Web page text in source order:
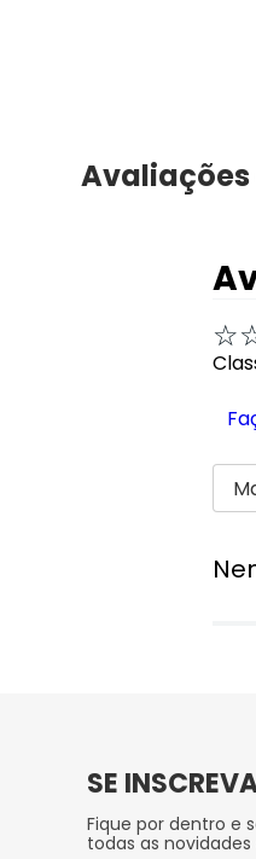
☆
SE
Fique por dentro e
todas as novidades